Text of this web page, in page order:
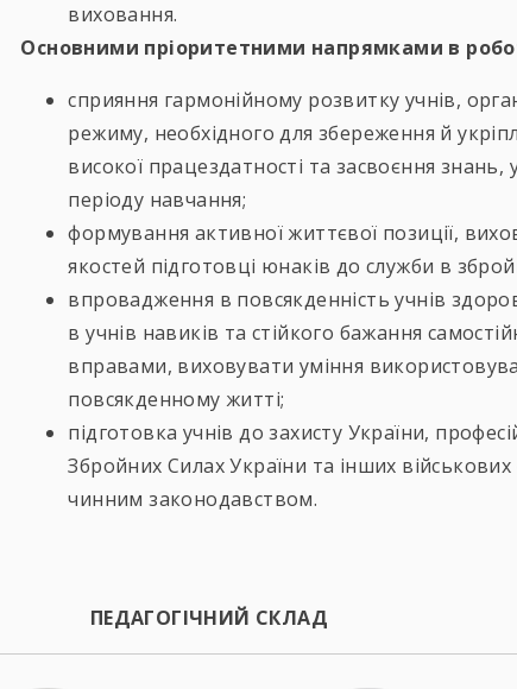
виховання.
Основними пріоритетними напрямками в
сприяння гармонійному розвитку учнів,
режиму, необхідного для збереження й
високої працездатності та засвоєння
періоду навчання;
формування активної життєвої позиції,
якостей підготовці юнаків до служби в
впровадження в повсякденність учнів
в учнів навиків та стійкого бажання
вправами, виховувати уміння
повсякденному житті;
підготовка учнів до захисту України,
Збройних Силах України та інших
чинним законодавством.
ПЕДАГОГІЧНИЙ СКЛАД